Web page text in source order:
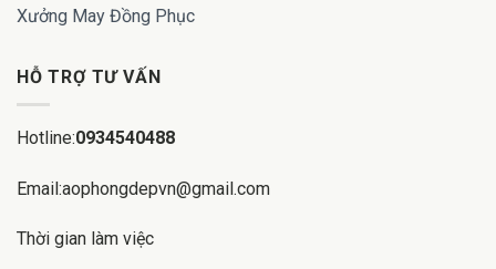
Xưởng May Đồng Phục
HỖ TRỢ TƯ VẤN
Hotline:0934540488
Email:aophongdepvn@gmail.com
Thời gian làm việc